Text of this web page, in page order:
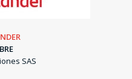
SAS